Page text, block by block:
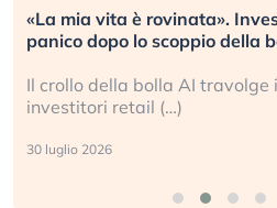
«La mia vita è rovinata».
panico dopo lo scoppio della
Il crollo della bolla AI travolge
investitori retail (…)
30 luglio 2026